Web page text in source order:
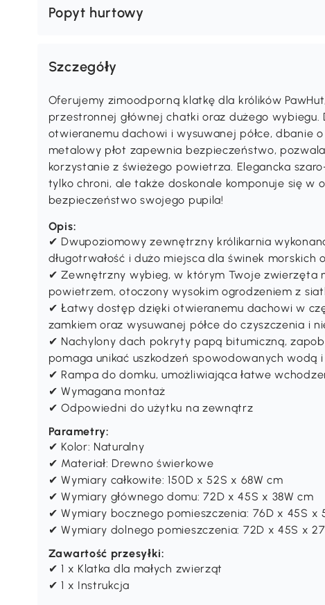
Popyt hurtowy
Szczegóły
Oferujemy zimoodporną klatkę dla królików
przestronnej głównej chatki oraz dużego wybiegu.
otwieranemu dachowi i wysuwanej półce, dbanie
metalowy płot zapewnia bezpieczeństwo,
korzystanie z świeżego powietrza. Elegancka
tylko chroni, ale także doskonale komponuje się w
bezpieczeństwo swojego pupila!
Opis:
✔ Dwupoziomowy zewnętrzny królikarnia
długotrwałość i dużo miejsca dla świnek morskich
✔ Zewnętrzny wybieg, w którym Twoje zwierzęta
powietrzem, otoczony wysokim ogrodzeniem z
✔ Łatwy dostęp dzięki otwieranemu dachowi w
zamkiem oraz wysuwanej półce do czyszczenia i
✔ Nachylony dach pokryty papą bitumiczną,
pomaga unikać uszkodzeń spowodowanych wodą
✔ Rampa do domku, umożliwiająca łatwe
✔ Wymagana montaż
✔ Odpowiedni do użytku na zewnątrz
Parametry:
✔ Kolor: Naturalny
✔ Materiał: Drewno świerkowe
✔ Wymiary całkowite: 150D x 52S x 68W cm
✔ Wymiary głównego domu: 72D x 45S x 38W cm
✔ Wymiary bocznego pomieszczenia: 76D x 45S x
✔ Wymiary dolnego pomieszczenia: 72D x 45S x
Zawartość przesyłki:
✔ 1 x Klatka dla małych zwierząt
✔ 1 x Instrukcja